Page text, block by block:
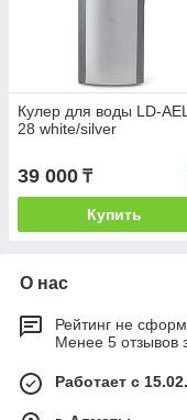
Кулер для воды LD-
28 white/silver
39 000 ₸
Купить
О нас
Рейтинг не
Менее 5 отзывов
Работает с